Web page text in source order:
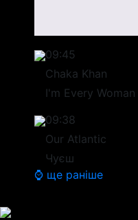
09:45
Chaka Khan
I'm Every Woman
09:38
Our Atlantic
Чуєш
⌚ ще раніше